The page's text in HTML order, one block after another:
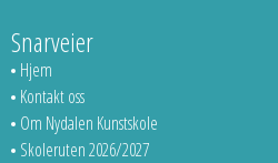
Snarveier
Hjem
Kontakt oss
Om Nydalen Kunstskole
Skoleruten 2026/2027